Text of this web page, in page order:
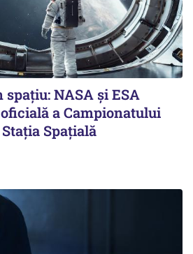
spațiu: NASA și ESA
a Campionatului
Spaţială